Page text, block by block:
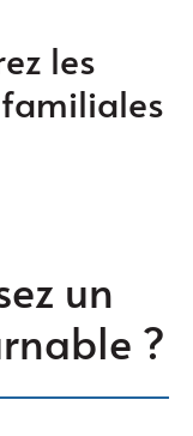
les
un
?